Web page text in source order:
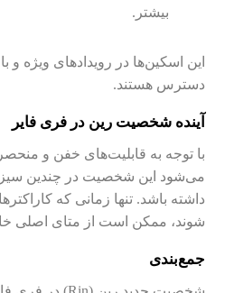
بیشتر.
دسترس هستند.
آینده شخصیت رین در فری فایر
با توجه به قابلیت‌های خفن و
می‌شود این شخصیت در چندین سیزن
داشته باشد. تنها زمانی که
شوند، ممکن است از متای اصلی
جمع‌بندی